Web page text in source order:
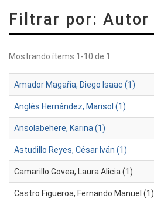
Filtrar por: Autor
Mostrando ítems 1-10 de 1
Amador Magaña, Diego Isaac (1)
Anglés Hernández, Marisol (1)
Ansolabehere, Karina (1)
Astudillo Reyes, César Iván (1)
Camarillo Govea, Laura Alicia (1)
Castro Figueroa, Fernando Manuel (1)